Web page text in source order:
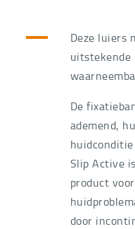
Deze luiers
uitstekende
De
ademend,
Slip Active
product
door